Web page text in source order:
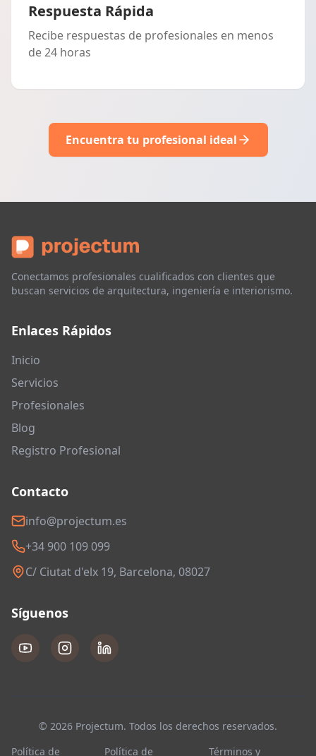
Respuesta Rápida
Recibe respuestas de profesionales en menos
de 24 horas
Encuentra tu profesional ideal
Conectamos profesionales cualificados con clientes que
buscan servicios de arquitectura, ingeniería e interiorismo.
Enlaces Rápidos
Inicio
Servicios
Profesionales
Blog
Registro Profesional
Contacto
info@projectum.es
+34 900 109 099
C/ Ciutat d'elx 19, Barcelona, 08027
Síguenos
© 2026 Projectum. Todos los derechos reservados.
Política de
Política de Términos y